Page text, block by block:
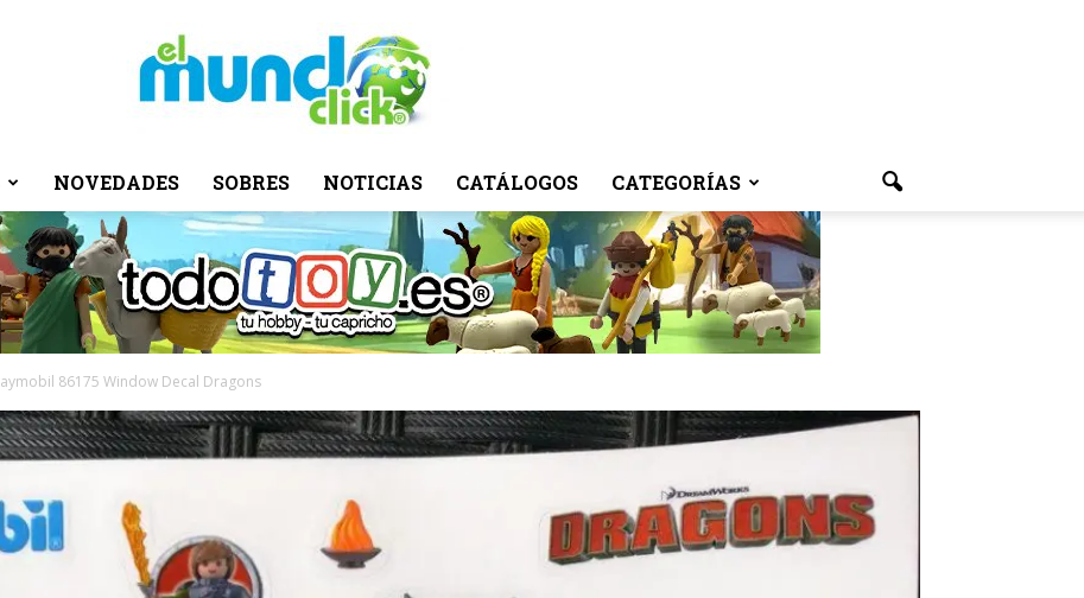
El
NOVEDADES SOBRES NOTICIAS CATÁLOGOS CATEGORÍAS
86175 Window Decal Dragons